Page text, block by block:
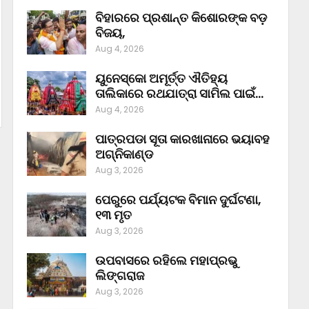
ବିହାରରେ ପ୍ରଶାନ୍ତ କିଶୋରଙ୍କ ବଡ଼
ବିଜୟ,
Aug 4, 2026
ୟୁନେସ୍କୋ ଅମୂର୍ତ୍ତ ଐତିହ୍ୟ
ତାଲିକାରେ ରଥଯାତ୍ରା ସାମିଲ ପାଇଁ…
Aug 4, 2026
ପାତ୍ରପଡା ସୂତା କାରଖାନାରେ ଭୟାବହ
ଅଗ୍ନିକାଣ୍ଡ
Aug 3, 2026
ପେରୁରେ ପର୍ଯ୍ୟଟକ ବିମାନ ଦୁର୍ଘଟଣା,
୧୩ ମୃତ
Aug 3, 2026
ଉପବାସରେ ରହିଲେ ମହାପ୍ରଭୁ
ଲିଙ୍ଗରାଜ
Aug 3, 2026